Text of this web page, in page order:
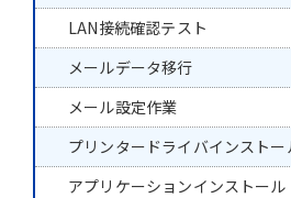
LAN接続確認テスト
メールデータ移行
メール設定作業
プリンタードライバインストー
アプリケーションインストール